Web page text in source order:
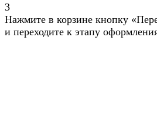
3
Нажмите в корзине кнопку
и переходите к этапу